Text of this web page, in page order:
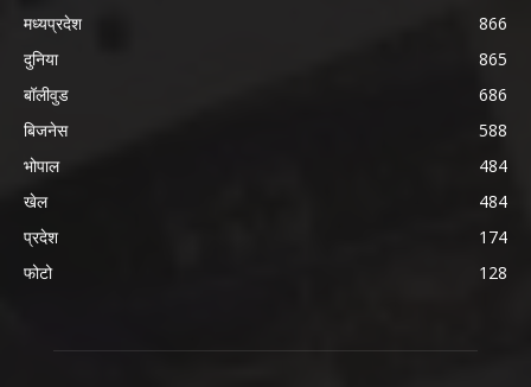
मध्यप्रदेश
866
दुनिया
865
बॉलीवुड
686
बिजनेस
588
भोपाल
484
खेल
484
प्रदेश
174
फोटो
128